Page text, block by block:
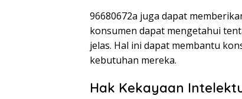
96680672a juga dapat
konsumen dapat mengetahui
jelas. Hal ini dapat membantu
kebutuhan mereka.
Hak Kekayaan